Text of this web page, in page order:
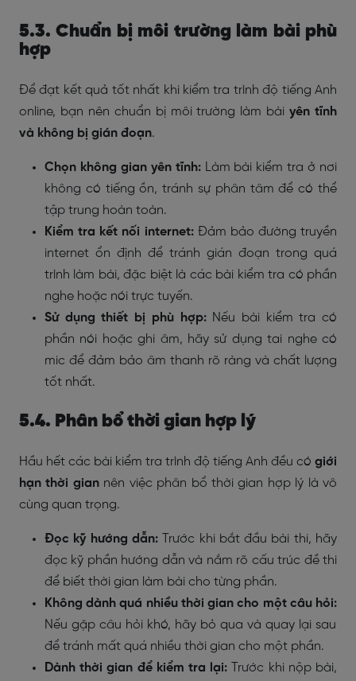
5.3. Chuẩn bị môi trường làm bài phù
hợp
Để đạt kết quả tốt nhất khi kiểm tra trình độ tiếng Anh
online, bạn nên chuẩn bị môi trường làm bàiyên tĩnh
và không bị gián đoạn.
Chọn không gian yên tĩnh:Làm bài kiểm tra ở nơi
không có tiếng ồn, tránh sự phân tâm để có thể
tập trung hoàn toàn.
Kiểm tra kết nối internet:Đảm bảo đường truyền
internet ổn định để tránh gián đoạn trong quá
trình làm bài, đặc biệt là các bài kiểm tra có phần
nghe hoặc nói trực tuyến.
Sử dụng thiết bị phù hợp:Nếu bài kiểm tra có
phần nói hoặc ghi âm, hãy sử dụng tai nghe có
mic để đảm bảo âm thanh rõ ràng và chất lượng
tốt nhất.
5.4. Phân bổ thời gian hợp lý
Hầu hết các bài kiểm tra trình độ tiếng Anh đều có giới
hạn thời giannên việc phân bổ thời gian hợp lý là vô
cùng quan trọng.
Đọc kỹ hướng dẫn:Trước khi bắt đầu bài thi, hãy
đọc kỹ phần hướng dẫn và nắm rõ cấu trúc đề thi
để biết thời gian làm bài cho từng phần.
Không dành quá nhiều thời gian cho một câu hỏi:
Nếu gặp câu hỏi khó, hãy bỏ qua và quay lại sau
để tránh mất quá nhiều thời gian cho một phần.
Dành thời gian để kiểm tra lại: Trước khi nộp bài,